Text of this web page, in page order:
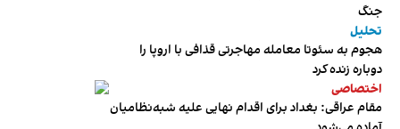
جنگ
تحلیل
هجوم به سئوتا معامله مهاجرتی قذافی با اروپا را
دوباره زنده کرد
اختصاصی
مقام عراقی: بغداد برای اقدام نهایی علیه شبه‌نظامیان